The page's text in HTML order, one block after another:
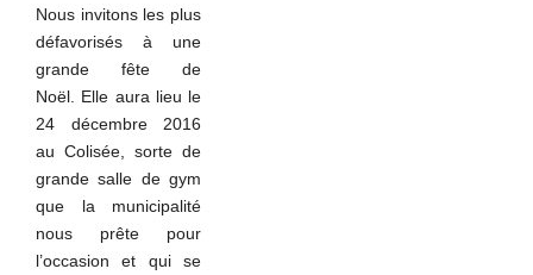
Nous invitons les plus
défavorisés à une
grande fête de
Noël. Elle aura lieu le
24 décembre 2016
au Colisée, sorte de
grande salle de gym
que la municipalité
nous prête pour
l’occasion et qui se